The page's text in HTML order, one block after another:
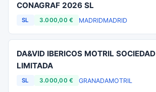
CONAGRAF 2026 SL
SL 3.000,00 € MADRIDMADRID
DA&VID IBERICOS MOTRIL SOCIEDAD
LIMITADA
SL 3.000,00 € GRANADAMOTRIL